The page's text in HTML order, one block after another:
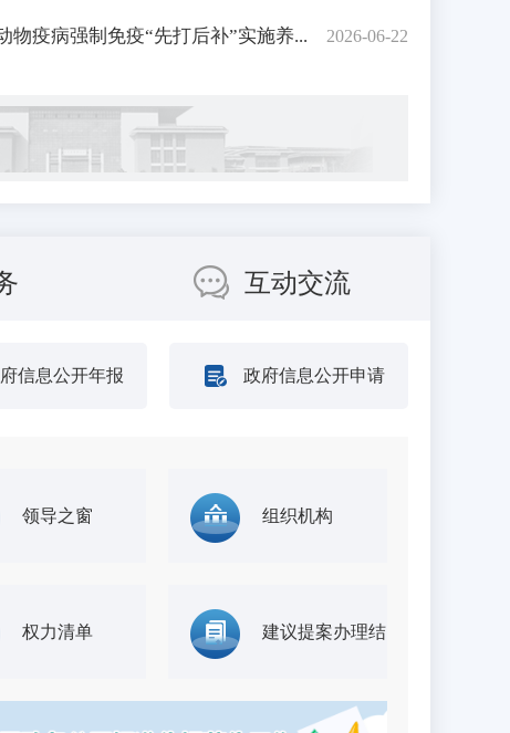
2026-06-22
物疫病强制免疫“先打后补”实施养...
互动交流
信息公开年报 政府信息公开申请
领导之窗 组织机构
权力清单 建议提案办理结